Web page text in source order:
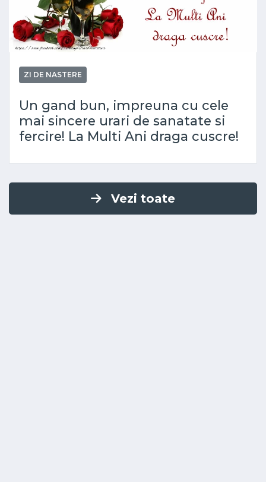
ZI DE NASTERE
Un gand bun, impreuna cu cele
mai sincere urari de sanatate si
fercire! La Multi Ani draga cuscre!
Vezi toate